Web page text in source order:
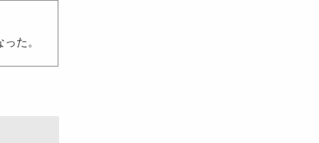
た。